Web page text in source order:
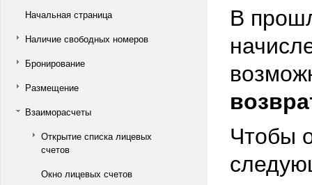
Начальная страница
Наличие свободных номеров
Бронирование
Размещение
Взаиморасчеты
Открытие списка лицевых
счетов
Окно лицевых счетов
В
Чтобы